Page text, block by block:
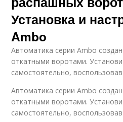
Установка и
Ambo
Автоматика серии Ambo
откатными воротами.
самостоятельно,
Автоматика серии Ambo
откатными воротами.
самостоятельно,